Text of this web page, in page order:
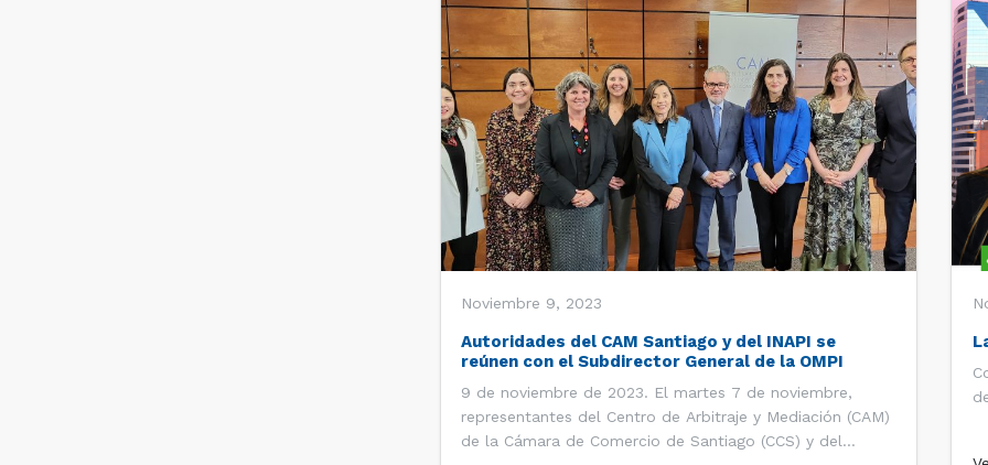
Noviembre 9, 2023
Autoridades del CAM Santiago y del INAPI se
reúnen con el Subdirector General de la OMPI
9 de noviembre de 2023. El martes 7 de noviembre,
representantes del Centro de Arbitraje y Mediación (CAM)
de la Cámara de Comercio de Santiago (CCS) y del